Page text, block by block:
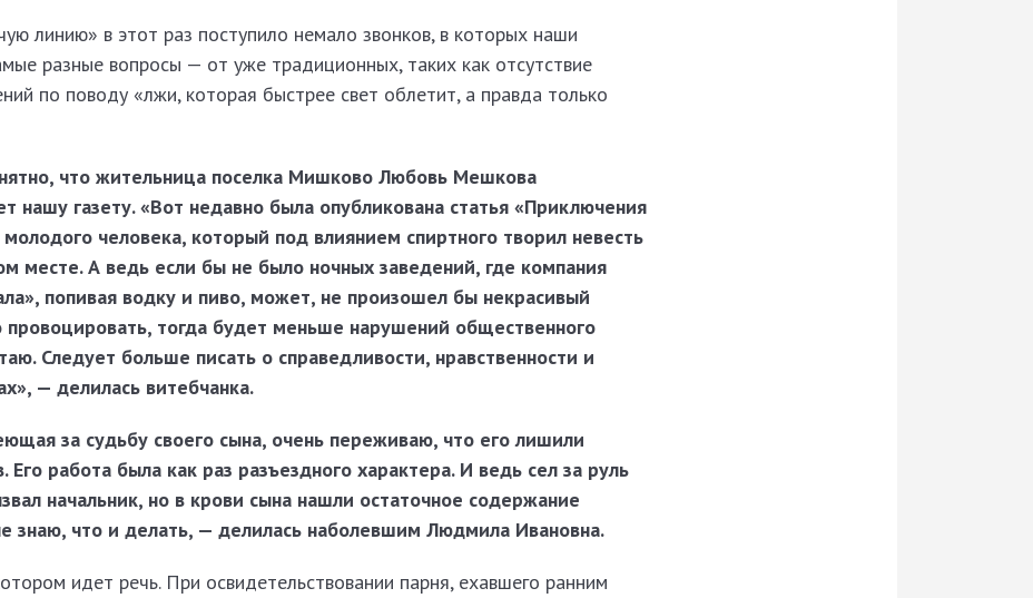
линию» в этот раз поступило немало звонков, в которых наши
разные вопросы — от уже традиционных, таких как отсутствие
по поводу «лжи, которая быстрее свет облетит, а правда только
что жительница поселка Мишково Любовь Мешкова
нашу газету. «Вот недавно была опубликована статья «Приключения
человека, который под влиянием спиртного творил невесть
месте. А ведь если бы не было ночных заведений, где компания
попивая водку и пиво, может, не произошел бы некрасивый
тогда будет меньше нарушений общественного
Следует больше писать о справедливости, нравственности и
— делилась витебчанка.
за судьбу своего сына, очень переживаю, что его лишили
Его работа была как раз разъездного характера. И ведь сел за руль
начальник, но в крови сына нашли остаточное содержание
знаю, что и делать, — делилась наболевшим Людмила Ивановна.
идет речь. При освидетельствовании парня, ехавшего ранним